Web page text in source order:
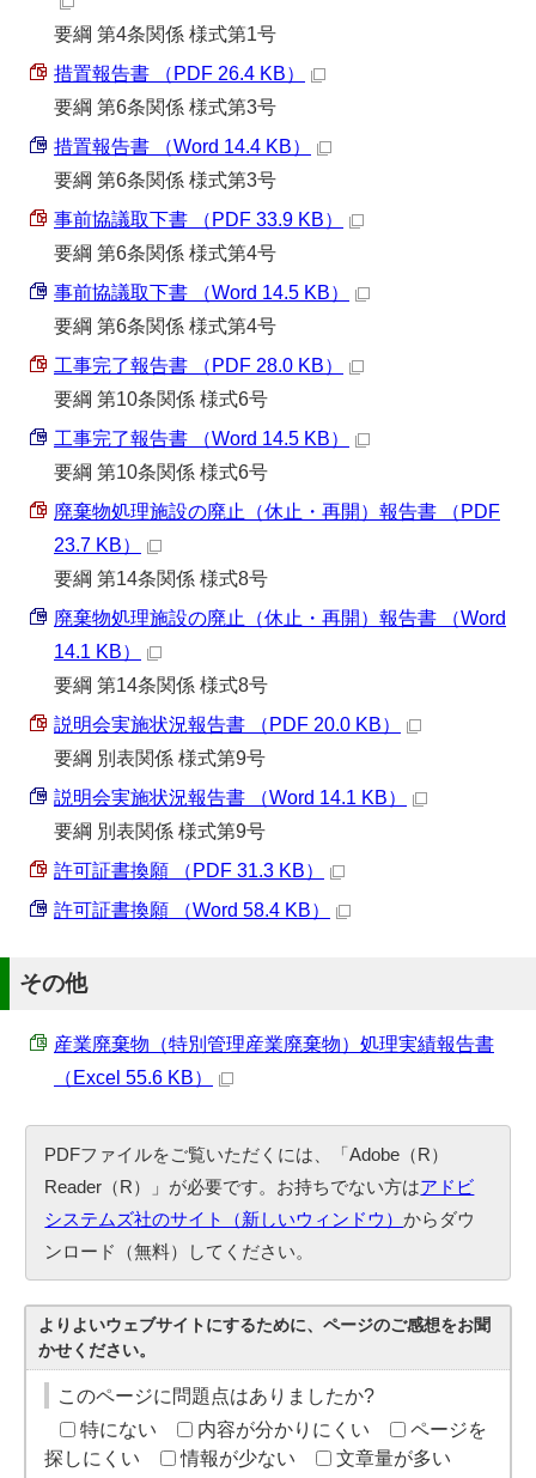
要綱 第4条関係 様式第1号
措置報告書 （PDF 26.4 KB）
要綱 第6条関係 様式第3号
措置報告書 （Word 14.4 KB）
要綱 第6条関係 様式第3号
事前協議取下書 （PDF 33.9 KB）
要綱 第6条関係 様式第4号
事前協議取下書 （Word 14.5 KB）
要綱 第6条関係 様式第4号
工事完了報告書 （PDF 28.0 KB）
要綱 第10条関係 様式6号
工事完了報告書 （Word 14.5 KB）
要綱 第10条関係 様式6号
廃棄物処理施設の廃止（休止・再開）報告書 （PDF
23.7 KB）
要綱 第14条関係 様式8号
廃棄物処理施設の廃止（休止・再開）報告書 （Word
14.1 KB）
要綱 第14条関係 様式8号
説明会実施状況報告書 （PDF 20.0 KB）
要綱 別表関係 様式第9号
説明会実施状況報告書 （Word 14.1 KB）
要綱 別表関係 様式第9号
許可証書換願 （PDF 31.3 KB）
許可証書換願 （Word 58.4 KB）
その他
産業廃棄物（特別管理産業廃棄物）処理実績報告書
（Excel 55.6 KB）
PDFファイルをご覧いただくには、「Adobe（R）
Reader（R）」が必要です。お持ちでない方はアドビ
システムズ社のサイト（新しいウィンドウ）からダウ
ンロード（無料）してください。
よりよいウェブサイトにするために、ページのご感想をお聞
かせください。
このページに問題点はありましたか?
特にない
内容が分かりにくい
ページを
探しにくい
情報が少ない 文章量が多い